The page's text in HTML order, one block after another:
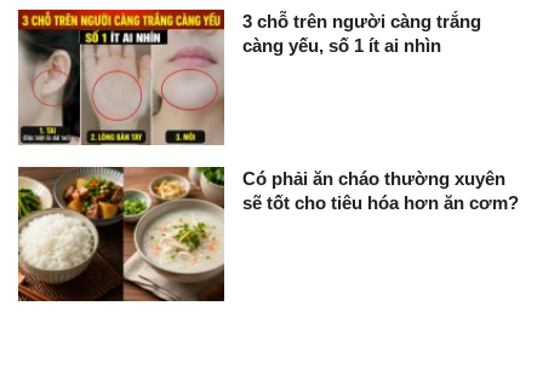
3 chỗ trên người càng trắng
càng yếu, số 1 ít ai nhìn
Có phải ăn cháo thường xuyên
sẽ tốt cho tiêu hóa hơn ăn cơm?